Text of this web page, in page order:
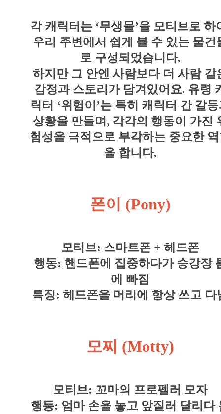
각 캐릭터는 ‘무생물’을 모티브로 하
우리 주변에서 쉽게 볼 수 있는 물건
로 구성되었습니다.
하지만 그 안엔 사람보다 더 사람 같
감정과 스토리가 담겨있어요. 유령
릭터 ‘위험이’는 특히 캐릭터 간 갈
상황을 만들며, 각각의 행동이 가진
험성을 극적으로 부각하는 중요한
을 합니다.
폰이 (Pony)
모티브: 스마트폰 + 헤드폰
행동: 핸드폰에 집중하다가 승강장
에 빠짐
특징: 헤드폰을 머리에 항상 쓰고 다
모찌 (Motty)
모티브: 꼬마의 프로펠러 모자
행동: 엄마 손을 놓고 앞질러 달리다